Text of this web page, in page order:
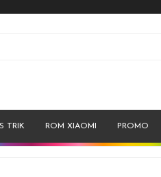
TRIK ROM XIAOMI PROMO